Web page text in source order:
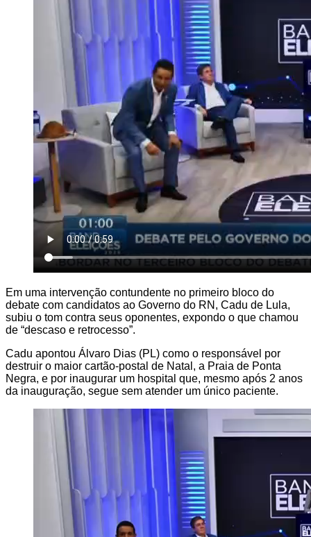
Em uma intervenção contundente no primeiro bloco do
debate com candidatos ao Governo do RN, Cadu de Lula,
subiu o tom contra seus oponentes, expondo o que chamou
de “descaso e retrocesso”.
Cadu apontou Álvaro Dias (PL) como o responsável por
destruir o maior cartão-postal de Natal, a Praia de Ponta
Negra, e por inaugurar um hospital que, mesmo após 2 anos
da inauguração, segue sem atender um único paciente.